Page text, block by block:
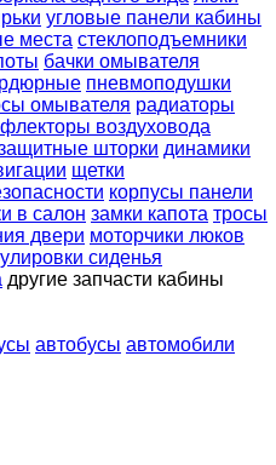
угловые панели кабины
места стеклоподъемники
бачки омывателя
пневмоподушки
омывателя радиаторы
воздуховода
шторки динамики
щетки
корпусы панели
в салон замки капота тросы
двери моторчики люков
сиденья
другие запчасти кабины
автобусы автомобили